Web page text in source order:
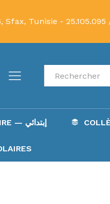
Sfax, Tunisie - 25.105.095
Recherche
PRIMAIRE — إبتدائي